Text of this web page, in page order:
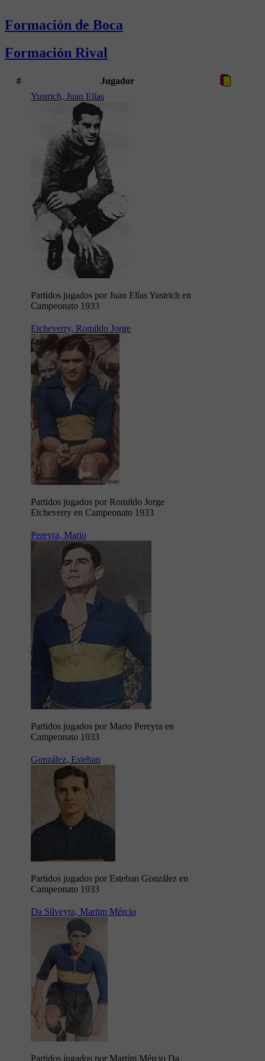
Formación de Boca
Formación Rival
#
Jugador
Yustrich, Juan Elías
Partidos jugados por Juan Elías Yustrich en
Campeonato 1933
Etcheverry, Romildo Jorge
Partidos jugados por Romildo Jorge
Etcheverry en Campeonato 1933
Pereyra, Mario
Partidos jugados por Mario Pereyra en
Campeonato 1933
González, Esteban
Partidos jugados por Esteban González en
Campeonato 1933
Da Silveyra, Martim Mércio
Partidos jugados por Martim Mércio Da